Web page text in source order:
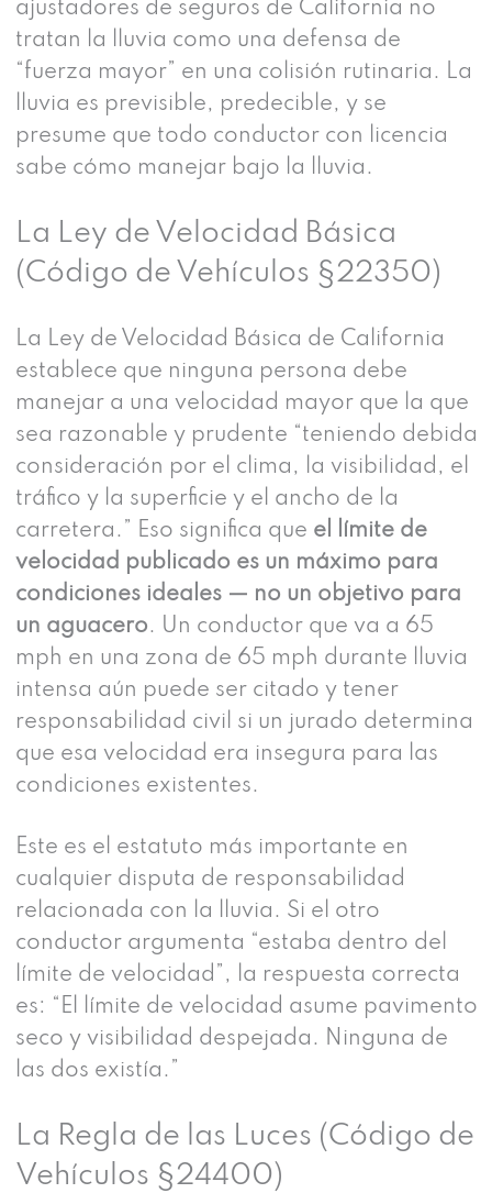
ajustadores de seguros de California no
tratan la lluvia como una defensa de
“fuerza mayor” en una colisión rutinaria. La
lluvia es previsible, predecible, y se
presume que todo conductor con licencia
sabe cómo manejar bajo la lluvia.
La Ley de Velocidad Básica
(Código de Vehículos §22350)
La Ley de Velocidad Básica de California
establece que ninguna persona debe
manejar a una velocidad mayor que la que
sea razonable y prudente “teniendo debida
consideración por el clima, la visibilidad, el
tráfico y la superficie y el ancho de la
carretera.” Eso significa que el límite de
velocidad publicado es un máximo para
condiciones ideales — no un objetivo para
un aguacero. Un conductor que va a 65
mph en una zona de 65 mph durante lluvia
intensa aún puede ser citado y tener
responsabilidad civil si un jurado determina
que esa velocidad era insegura para las
condiciones existentes.
Este es el estatuto más importante en
cualquier disputa de responsabilidad
relacionada con la lluvia. Si el otro
conductor argumenta “estaba dentro del
límite de velocidad”, la respuesta correcta
es: “El límite de velocidad asume pavimento
seco y visibilidad despejada. Ninguna de
las dos existía.”
La Regla de las Luces (Código de
Vehículos §24400)